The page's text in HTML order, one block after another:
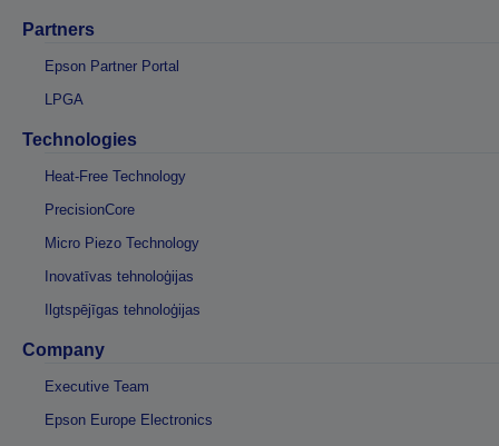
Partners
Epson Partner Portal
LPGA
Technologies
Heat-Free Technology
PrecisionCore
Micro Piezo Technology
Inovatīvas tehnoloģijas
Ilgtspējīgas tehnoloģijas
Company
Executive Team
Epson Europe Electronics